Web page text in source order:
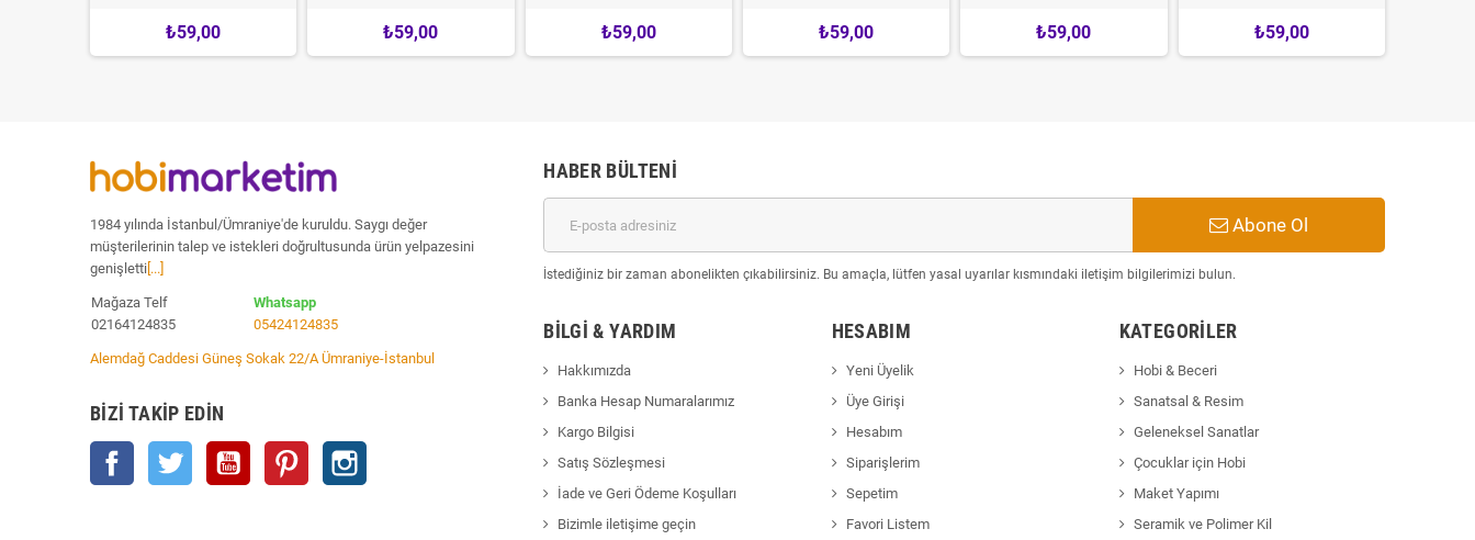
₺59,00 ₺59,00 ₺59,00 ₺59,00 ₺59,00 ₺59,00
1984 yılında İstanbul/Ümraniye'de kuruldu. Saygı değer
müşterilerinin talep ve istekleri doğrultusunda ürün yelpazesini
genişletti[...]
Mağaza Telf
02164124835
Whatsapp
05424124835
Alemdağ Caddesi Güneş Sokak 22/A Ümraniye-İstanbul
BIZI TAKIP EDIN
Facebook Twitter YouTube Pinterest
HABER BÜLTENI
Abone Ol
İstediğiniz bir zaman abonelikten çıkabilirsiniz. Bu amaçla, lütfen yasal uyarılar kısmındaki iletişim bilgilerimizi bulun.
BILGI & YARDIM
Hakkımızda
Banka Hesap Numaralarımız
Kargo Bilgisi
Satış Sözleşmesi
İade ve Geri Ödeme Koşulları
Bizimle iletişime geçin
HESABIM
Yeni Üyelik
Üye Girişi
Hesabım
Siparişlerim
Sepetim
Favori Listem
KATEGORILER
Hobi & Beceri
Sanatsal & Resim
Geleneksel Sanatlar
Çocuklar için Hobi
Maket Yapımı
Seramik ve Polimer Kil